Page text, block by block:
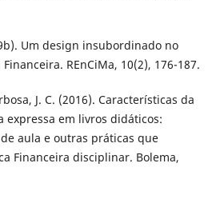
Um design insubordinado no
REnCiMa, 10(2), 176-187.
J. C. (2016). Características da
expressa em livros didáticos:
aula e outras práticas que
Financeira disciplinar. Bolema,